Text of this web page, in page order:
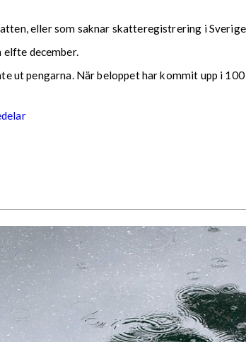
eller som saknar skatteregistrering i
elfte december.
ut pengarna. När beloppet har kommit upp i